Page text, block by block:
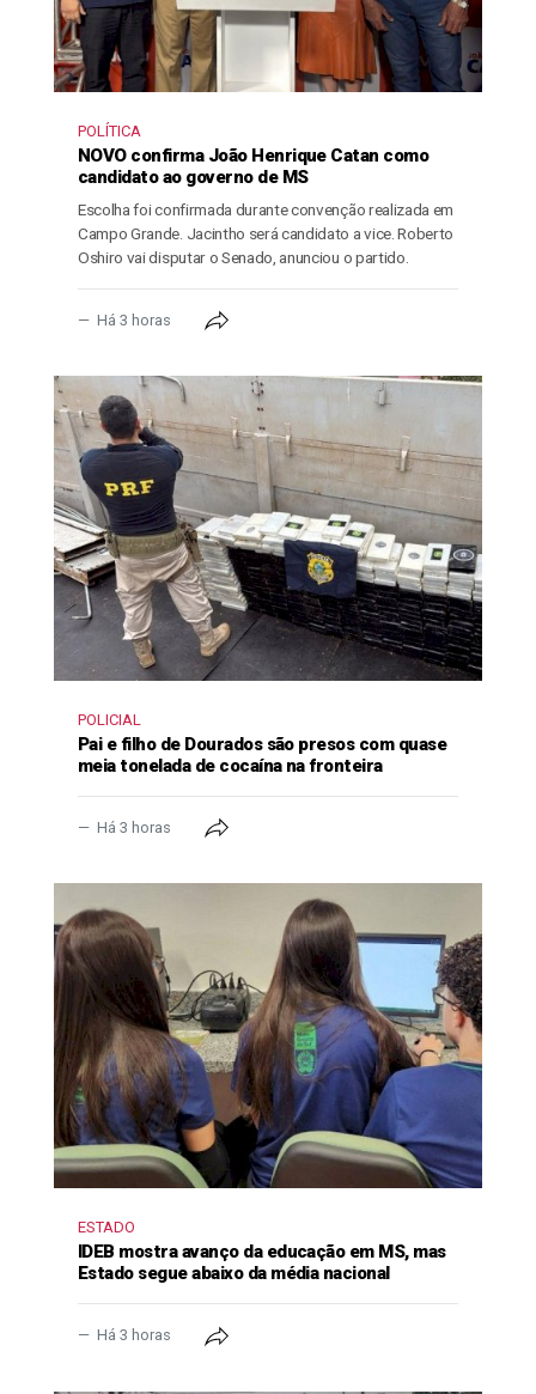
POLÍTICA
NOVO confirma João Henrique Catan como
candidato ao governo de MS
Escolha foi confirmada durante convenção realizada em
Campo Grande. Jacintho será candidato a vice. Roberto
Oshiro vai disputar o Senado, anunciou o partido.
Há 3 horas
POLICIAL
Pai e filho de Dourados são presos com quase
meia tonelada de cocaína na fronteira
Há 3 horas
ESTADO
IDEB mostra avanço da educação em MS, mas
Estado segue abaixo da média nacional
Há 3 horas